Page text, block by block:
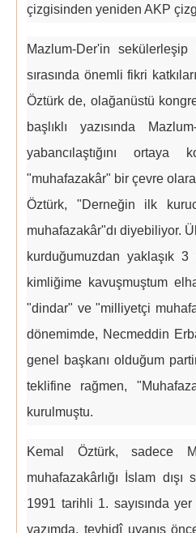
çizgisinden yeniden AKP
Mazlum-Der'in
sırasında önemli fikri
Öztürk de, olağanüstü
başlıklı yazısında
yabancılaştığını
"muhafazakâr" bir çevre
Öztürk, "Derneğin ilk
muhafazakâr"dı diyebiliyor.
kurduğumuzdan yaklaşık
kimliğime kavuşmuştum
"dindar" ve "milliyetçi
dönemimde, Necmeddin
genel başkanı olduğum
teklifine rağmen,
kurulmuştu.
Kemal Öztürk, sadece
muhafazakârlığı İslam
1991 tarihli 1. sayısında
yazımda, tevhidî uyanış